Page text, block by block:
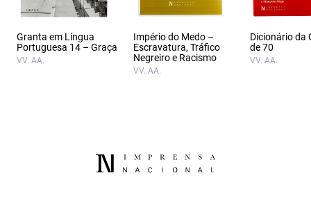
Granta em Língua
Portuguesa 14 – Graça
VV. AA.
Império do Medo –
Escravatura, Tráfico
Negreiro e Racismo
VV. AA.
Dicionário da
de 70
VV. AA.